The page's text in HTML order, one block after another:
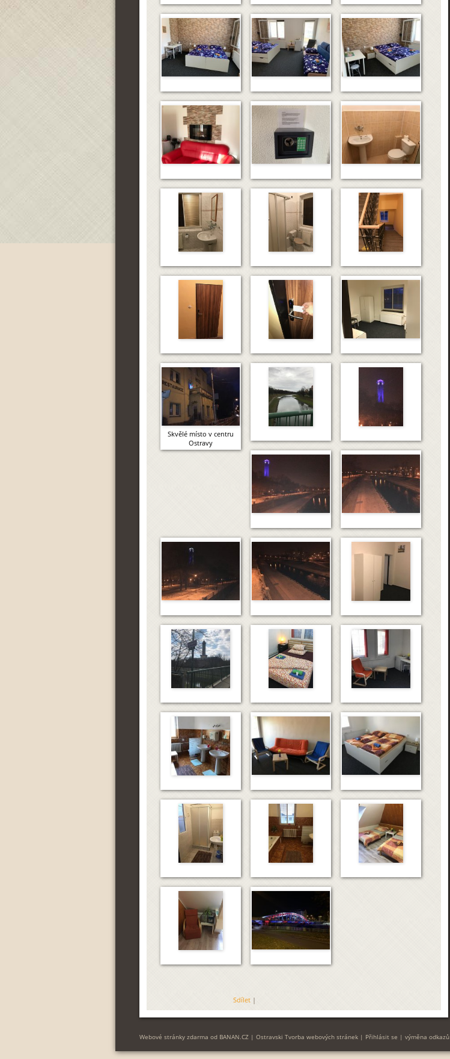
Skvělé místo v centru
Ostravy
Sdílet |
Webové stránky zdarma od BANAN.CZ | Ostravski Tvorba webových stránek | Přihlásit se | výměna odkazů